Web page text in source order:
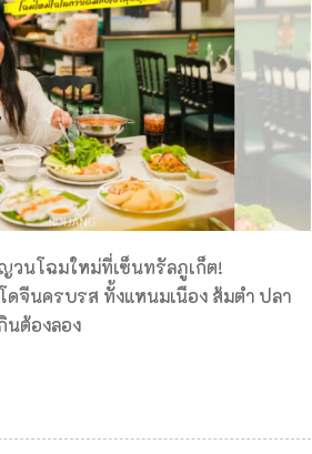
วนโฉมใหม่ที่เซ็นทรัลภูเก็ต!
ดจีนครบรส ทั้งแหนมเนือง ส้มตำ ปลา
นต้องลอง